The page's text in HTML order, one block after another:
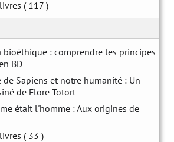
( 117 )
: comprendre les principes
BD
de Sapiens et notre humanité : Un
de Flore Totort
était l'homme : Aux origines de
( 33 )